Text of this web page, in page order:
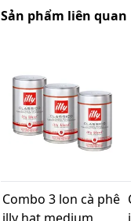
Sản phẩm liên quan
Combo 3 lon cà phê